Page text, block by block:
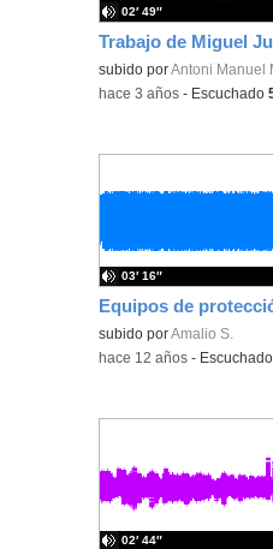
Trabajo de Miguel
subido porAntoni Manuel
02′ 49″
-hace 3 años - Escuchado
subido porAmalio S.
03′ 16″
-hace 12 años -
02′ 44″